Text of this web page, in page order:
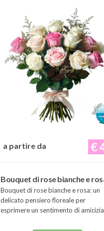
€
a partire da
Bouquet di rose bianche e
Bouquet di rose bianche e rosa: un
delicato pensiero floreale per
esprimere un sentimento di amicizia